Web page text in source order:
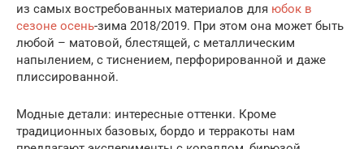
из самых востребованных материалов для юбок в
сезоне осень-зима 2018/2019. При этом она может быть
любой – матовой, блестящей, с металлическим
напылением, с тиснением, перфорированной и даже
плиссированной.
Модные детали: интересные оттенки. Кроме
традиционных базовых, бордо и терракоты нам